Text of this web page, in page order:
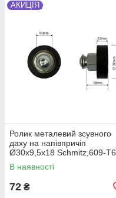
АКИЦІЯ
Ролик металевий зсувного
даху на напівпричіп
Ø30x9,5x18 Schmitz,609-T6
В наявності
72 ₴